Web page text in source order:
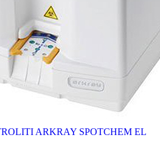
ARKRAY SPOTCHEM EL